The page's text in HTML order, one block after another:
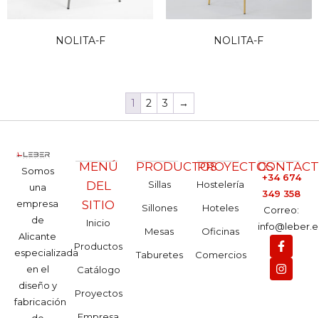
NOLITA-F NOLITA-F
1 2 3 →
Somos
una
empresa
de
Alicante
especializada
en el
diseño y
fabricación
MENÚ
DEL
SITIO
Inicio
Productos
Catálogo
Proyectos
PRODUCTOS
Sillas
Sillones
Mesas
Taburetes
PROYECTOS
Hostelería
Hoteles
Oficinas
Comercios
+34 674
349 358
Correo: